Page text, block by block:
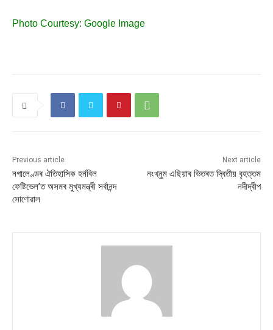
Photo Courtesy: Google Image
Previous article
নগালেণ্ডৰ ঐতিহাসিক হৰ্নবিল
ফেষ্টিভেল’ত অসমৰ মুখ্যমন্ত্ৰী সৰ্বানন্দ
সোণোৱাল
Next article
নংখ্নুম এছিয়াৰ ভিতৰত দ্বিতীয় বৃহত্তম
নদীদ্বীপ